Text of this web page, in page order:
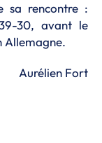
sa rencontre :
30, avant le
Allemagne.
Aurélien Fort